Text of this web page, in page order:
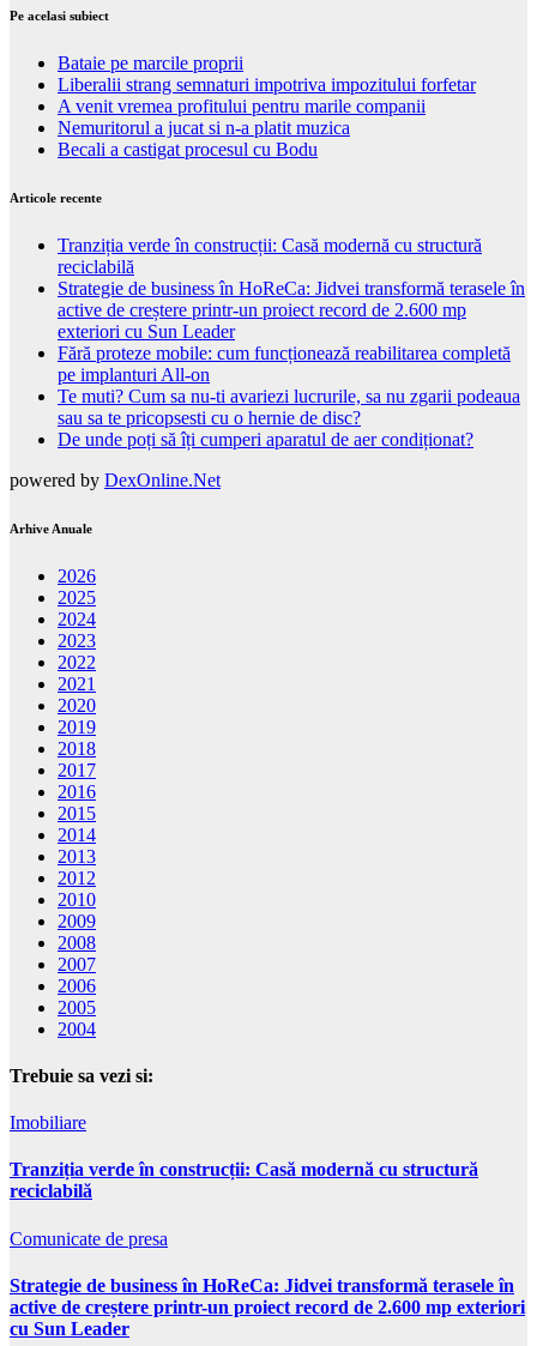
Pe acelasi subiect
Bataie pe marcile proprii
Liberalii strang semnaturi impotriva impozitului forfetar
A venit vremea profitului pentru marile companii
Nemuritorul a jucat si n-a platit muzica
Becali a castigat procesul cu Bodu
Articole recente
Tranziția verde în construcții: Casă modernă cu structură
reciclabilă
Strategie de business în HoReCa: Jidvei transformă terasele în
active de creștere printr-un proiect record de 2.600 mp
exteriori cu Sun Leader
Fără proteze mobile: cum funcționează reabilitarea completă
pe implanturi All-on
Te muti? Cum sa nu-ti avariezi lucrurile, sa nu zgarii podeaua
sau sa te pricopsesti cu o hernie de disc?
De unde poți să îți cumperi aparatul de aer condiționat?
powered by DexOnline.Net
Arhive Anuale
2026
2025
2024
2023
2022
2021
2020
2019
2018
2017
2016
2015
2014
2013
2012
2010
2009
2008
2007
2006
2005
2004
Trebuie sa vezi si:
Imobiliare
Tranziția verde în construcții: Casă modernă cu structură
reciclabilă
Comunicate de presa
Strategie de business în HoReCa: Jidvei transformă terasele în
active de creștere printr-un proiect record de 2.600 mp exteriori
cu Sun Leader